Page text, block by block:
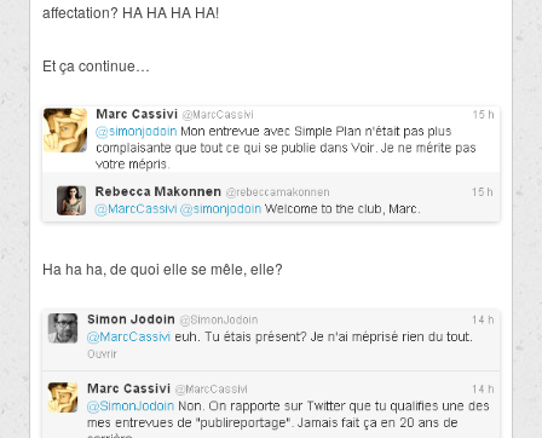
affectation? HA HA HA HA!
Et ça continue…
Ha ha ha, de quoi elle se mêle, elle?